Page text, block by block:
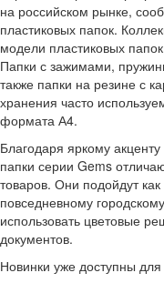
на российском рынке,
пластиковых папок.
модели пластиковых
Папки с зажимами,
также папки на резине с
хранения часто
формата А4.
Благодаря яркому
папки серии Gems
товаров. Они подойдут
повседневному
использовать цветовые
документов.
Новинки уже доступны для